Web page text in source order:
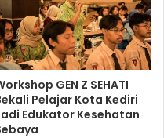
GEN Z SEHATI
Pelajar Kota Kediri
Edukator Kesehatan